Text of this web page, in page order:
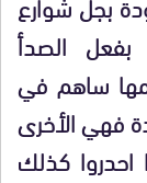
الصدأ
ساهم في
فهي الأخرى
كذلك